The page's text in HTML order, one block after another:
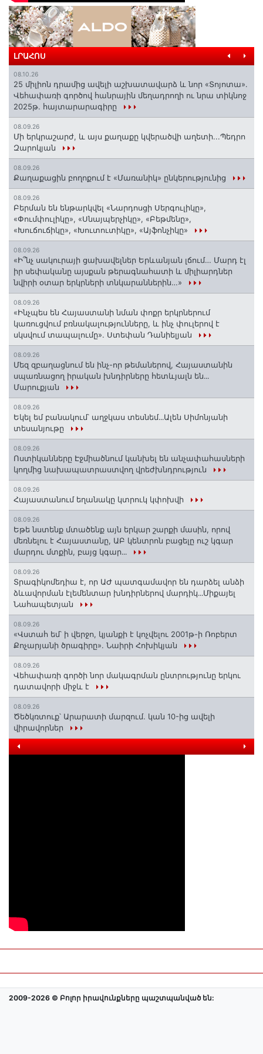
ԼՐԱՀՈՍ
08.10.26
25 միլիոն դրամից ավելի աշխատավարձ և նոր «Տոյոտա»․
Վեհափառի գործով հանրային մեղադրողի ու նրա տիկնոջ
2025թ. հայտարարագիրը
08.09.26
Մի երկրաշարժ, և այս քաղաքը կվերածվի աղետի...Պեդրո
Զարոկյան
08.09.26
Քաղաքացին բողոքում է «Մառանիկ» ընկերությունից
08.09.26
Բերման են ենթարկվել «Նարդոսցի Սերգուլիկը»,
«Փումփուլիկը», «Սնայպերչիկը», «Բեթմենը»,
«Խուճուճիկը», «Խուտուտիկը», «Այֆոնչիկը»
08.09.26
«Ի՞նչ սակուրայի ցախավելներ Երևանյան լճում… Մարդ էլ
իր սեփականը այսքան թերագնահատի և միլիարդներ
նվիրի օտար երկրների տնկարաններին…»
08.09.26
«Ինչպես են Հայաստանի նման փոքր երկրներում
կառուցվում բռնակալությունները, և ինչ փուլերով է
սկսվում տապալումը». Ստեփան Դանիելյան
08.09.26
Մեզ զբաղացնում են ինչ-որ թեմաներով, Հայաստանին
սպառնացող իրական խնդիրները հետևյալն են․․․
Մարուքյան
08.09.26
Եկել եմ բանակում՝ աղջկաս տեսնեմ․․․Ալեն Սիմոնյանի
տեսանյութը
08.09.26
Ոստիկանները Էջմիածնում կանխել են անչափահասների
կողմից նախապատրաստվող վրեժխնդրություն
08.09.26
Հայաստանում եղանակը կտրուկ կփոխվի
08.09.26
Եթե նստենք մտածենք այն երկար շարքի մասին, որով
մեռնելու է Հայաստանը, ԱԲ կենտրոն բացելը ուշ կգար
մարդու մտքին, բայց կգար․․․
08.09.26
Տրագիկոմեդիա է, որ ԱԺ պատգամավոր են դարձել անձի
ձևավորման էլեմենտար խնդիրներով մարդիկ․․․Միքայել
Նահապետյան
08.09.26
«Վստահ եմ՝ ի վերջո, կյանքի է կոչվելու 2001թ-ի Ռոբերտ
Քոչարյանի ծրագիրը». Նաիրի Հոխիկյան
08.09.26
Վեհափառի գործի նոր մակագրման ընտրությունը երկու
դատավորի միջև է
08.09.26
Ծեծկռտուք՝ Արարատի մարզում. կան 10-ից ավելի
վիրավորներ
2009-2026 © Բոլոր իրավունքները պաշտպանված են: